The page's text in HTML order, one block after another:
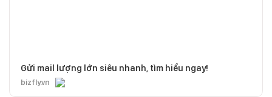
Gửi mail lượng lớn siêu nhanh, tìm hiểu ngay!
bizfly.vn